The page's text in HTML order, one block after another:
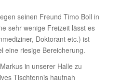
seinen Freund Timo Boll in
sehr wenige Freizeit lässt es
Doktorant etc.) ist
eine riesige Bereicherung.
in unserer Halle zu
Tischtennis hautnah